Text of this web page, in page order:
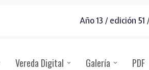
Año 13 / edición
Vereda Digital Galería PDF